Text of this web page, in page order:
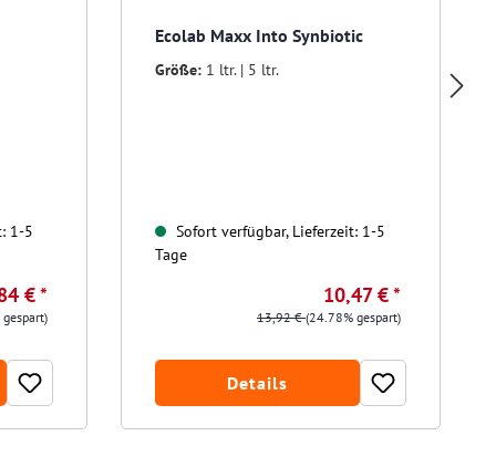
1-5
€ *
Ecolab Maxx Into Synbiotic
Größe: 1 ltr. | 5 ltr.
Sofort verfügbar, Lieferzeit: 1-5
Tage
10,47 € *
13,92 €(24.78% gespart)
Details